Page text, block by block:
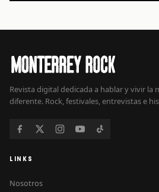
Revista digital dedicada a hablar y vivir la
diferente. Rock, festivales, entrevistas e
LINKS
Nosotros